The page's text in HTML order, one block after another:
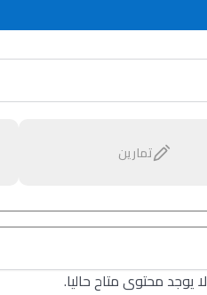
تمارين
لا يوجد محتوى متاح حاليا.